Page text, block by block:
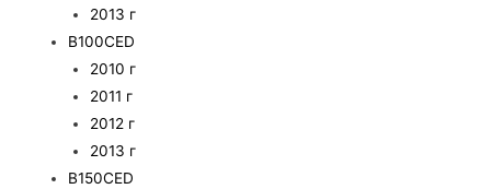
2013 г
B100CED
2010 г
2011 г
2012 г
2013 г
B150CED